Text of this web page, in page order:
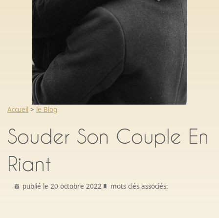
Accueil > le Blog
Souder Son Couple En
Riant
publié le 20 octobre 2022 mots clés associés: